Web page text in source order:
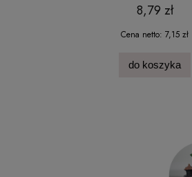
8,79 zł
Cena netto: 7,15 zł
do koszyka